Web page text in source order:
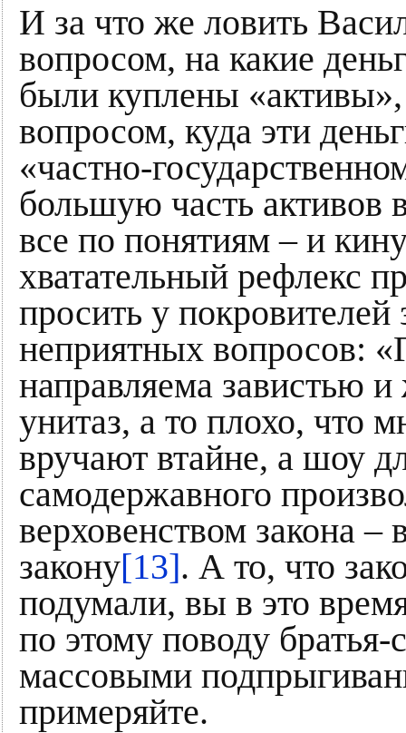
И за что же ловить
вопросом, на какие
были куплены
вопросом, куда эти
«частно-
большую часть активов
все по понятиям – и
хватательный рефлекс
просить у
неприятных вопросов:
направляема завистью
унитаз, а то плохо, что
вручают втайне, а шоу
самодержавного
верховенством закона –
закону[13]. А то, что
подумали, вы в это
по этому поводу
массовыми
примеряйте.